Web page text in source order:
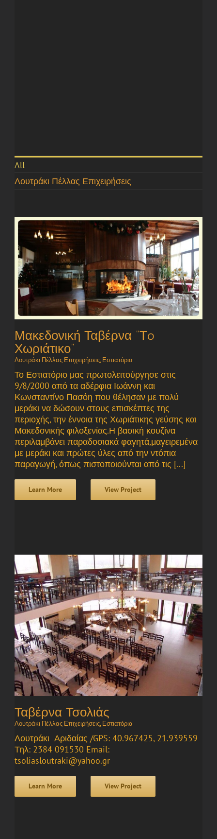
All
Λουτράκι Πέλλας Επιχειρήσεις
Μακεδονική Ταβέρνα “Τo
Χωριάτικο”
Λουτράκι Πέλλας Επιχειρήσεις, Εστιατόρια
Το Εστιατόριο μας πρωτολειτούργησε στις
9/8/2000 από τα αδέρφια Ιωάννη και
Κωνσταντίνο Πασόη που θέλησαν με πολύ
μεράκι να δώσουν στους επισκέπτες της
περιοχής, την έννοια της Χωριάτικης γεύσης και
Μακεδονικής φιλοξενίας.Η βασική κουζίνα
περιλαμβάνει παραδοσιακά φαγητά,μαγειρεμένα
με μεράκι και πρώτες ύλες από την ντόπια
παραγωγή, όπως πιστοποιούνται από τις [...]
Learn More View Project
Ταβέρνα Τσολιάς
Λουτράκι Πέλλας Επιχειρήσεις, Εστιατόρια
Λουτράκι Αριδαίας /GPS: 40.967425, 21.939559
Τηλ: 2384 091530 Email:
tsoliasloutraki@yahoo.gr
Learn More View Project